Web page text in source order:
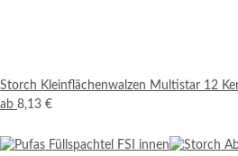
Storch Kleinflächenwalzen Multistar 12
ab 8,13 €